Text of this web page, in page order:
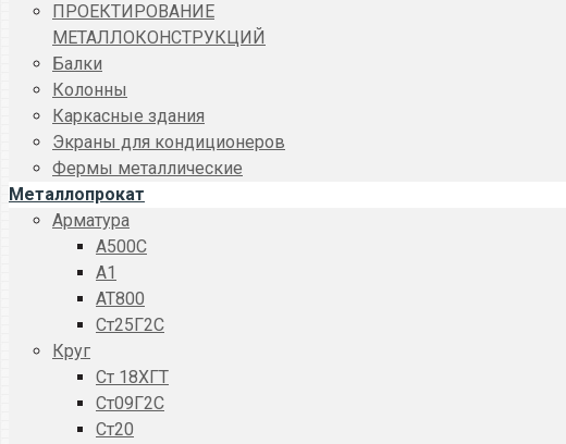
ПРОЕКТИРОВАНИЕ
МЕТАЛЛОКОНСТРУКЦИЙ
Балки
Колонны
Каркасные здания
Экраны для кондиционеров
Фермы металлические
Металлопрокат
Арматура
A500C
А1
АТ800
Ст25Г2С
Круг
Ст 18ХГТ
Ст09Г2С
Ст20